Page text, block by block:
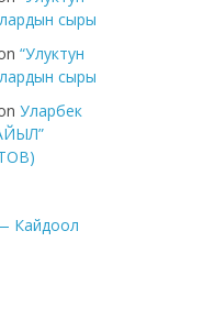
сыры
“Улуктун
сыры
Уларбек
Кайдоол